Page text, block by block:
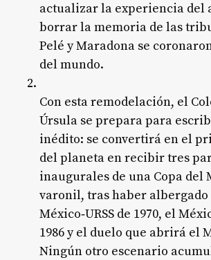
actualizar la experiencia del
borrar la memoria de las
Pelé y Maradona se
del mundo.
Con esta remodelación, el
Úrsula se prepara para
inédito: se convertirá en el
del planeta en recibir tres
inaugurales de una Copa del
varonil, tras haber albergado
México‑URSS de 1970, el
1986 y el duelo que abrirá el
Ningún otro escenario